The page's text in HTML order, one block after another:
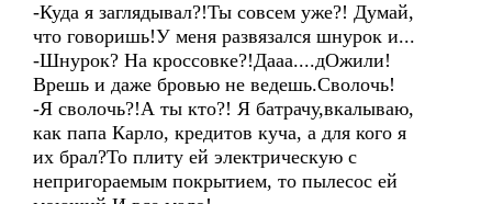
-Куда я заглядывал?!Ты совсем уже?! Думай,
что говоришь!У меня развязался шнурок и...
-Шнурок? На кроссовке?!Дааа....дОжили!
Врешь и даже бровью не ведешь.Сволочь!
-Я сволочь?!А ты кто?! Я батрачу,вкалываю,
как папа Карло, кредитов куча, а для кого я
их брал?То плиту ей электрическую с
непригораемым покрытием, то пылесос ей